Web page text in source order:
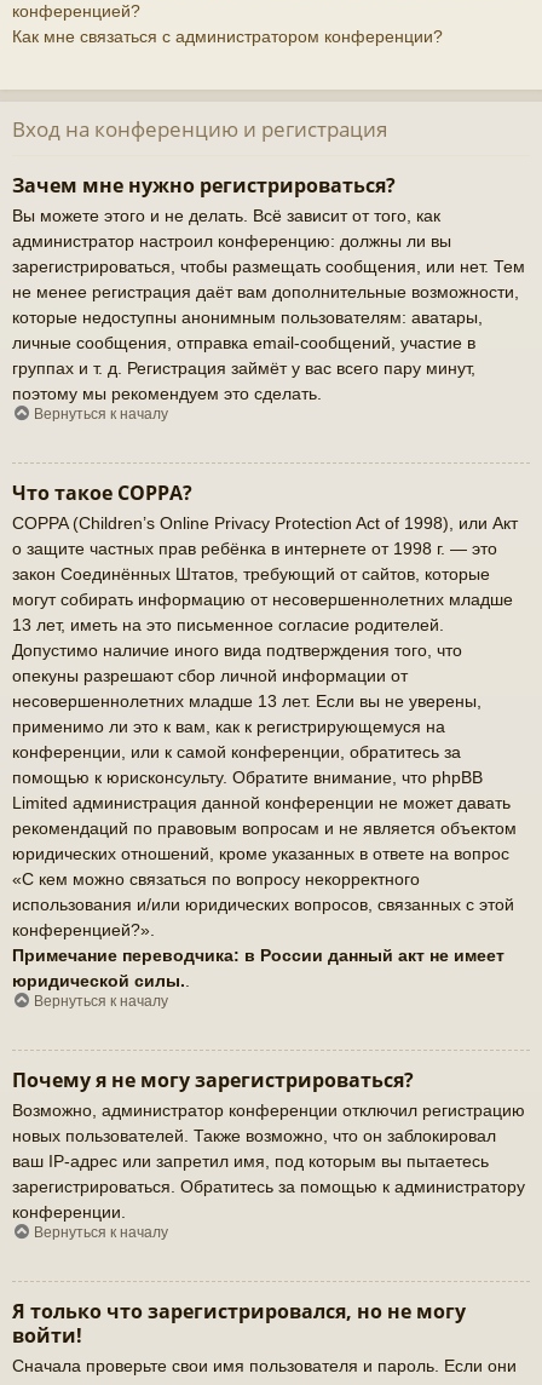
конференцией?
Как мне связаться с администратором конференции?
Вход на конференцию и регистрация
Зачем мне нужно регистрироваться?
Вы можете этого и не делать. Всё зависит от того, как
администратор настроил конференцию: должны ли вы
зарегистрироваться, чтобы размещать сообщения, или нет. Тем
не менее регистрация даёт вам дополнительные возможности,
которые недоступны анонимным пользователям: аватары,
личные сообщения, отправка email-сообщений, участие в
группах и т. д. Регистрация займёт у вас всего пару минут,
поэтому мы рекомендуем это сделать.
Вернуться к началу
Что такое COPPA?
COPPA (Children’s Online Privacy Protection Act of 1998), или Акт
о защите частных прав ребёнка в интернете от 1998 г. — это
закон Соединённых Штатов, требующий от сайтов, которые
могут собирать информацию от несовершеннолетних младше
13 лет, иметь на это письменное согласие родителей.
Допустимо наличие иного вида подтверждения того, что
опекуны разрешают сбор личной информации от
несовершеннолетних младше 13 лет. Если вы не уверены,
применимо ли это к вам, как к регистрирующемуся на
конференции, или к самой конференции, обратитесь за
помощью к юрисконсульту. Обратите внимание, что phpBB
Limited администрация данной конференции не может давать
рекомендаций по правовым вопросам и не является объектом
юридических отношений, кроме указанных в ответе на вопрос
«С кем можно связаться по вопросу некорректного
использования и/или юридических вопросов, связанных с этой
конференцией?».
Примечание переводчика: в России данный акт не имеет
юридической силы.
Вернуться к началу
Почему я не могу зарегистрироваться?
Возможно, администратор конференции отключил регистрацию
новых пользователей. Также возможно, что он заблокировал
ваш IP-адрес или запретил имя, под которым вы пытаетесь
зарегистрироваться. Обратитесь за помощью к администратору
конференции.
Вернуться к началу
Я только что зарегистрировался, но не могу
войти!
Сначала проверьте свои имя пользователя и пароль. Если они